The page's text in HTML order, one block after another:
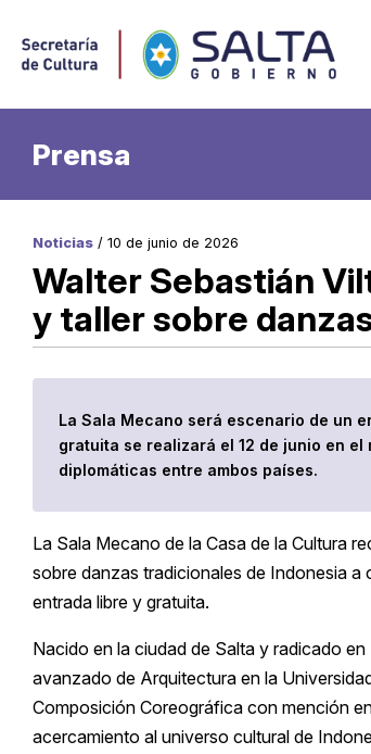
Prensa
Noticias / 10 de junio de 2026
Walter Sebastián
y taller sobre
La Sala Mecano será escenario de un
gratuita se realizará el 12 de junio en
diplomáticas entre ambos países.
La Sala Mecano de la Casa de la Cultura
sobre danzas tradicionales de Indonesia
entrada libre y gratuita.
Nacido en la ciudad de Salta y radicado
avanzado de Arquitectura en la
Composición Coreográfica con mención
acercamiento al universo cultural de